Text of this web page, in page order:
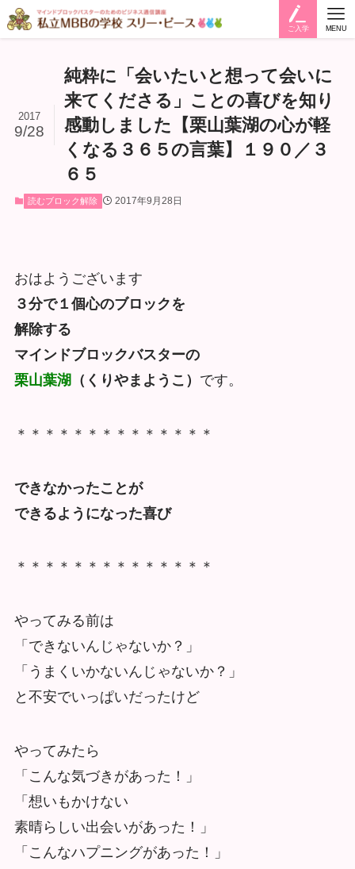
ご入学 MENU
純粋に「会いたいと想って会いに
来てくださる」ことの喜びを知り
感動しました【栗山葉湖の心が軽
くなる３６５の言葉】１９０／３
６５
2017
9/28
読むブロック解除 2017年9月28日
おはようございます
３分で１個心のブロックを
解除する
マインドブロックバスターの
栗山葉湖 （くりやまようこ） です。
＊＊＊＊＊＊＊＊＊＊＊＊＊＊
できなかったことが
できるようになった喜び
＊＊＊＊＊＊＊＊＊＊＊＊＊＊
やってみる前は
「できないんじゃないか？」
「うまくいかないんじゃないか？」
と不安でいっぱいだったけど
やってみたら
「こんな気づきがあった！」
「想いもかけない
素晴らしい出会いがあった！」
「こんなハプニングがあった！」